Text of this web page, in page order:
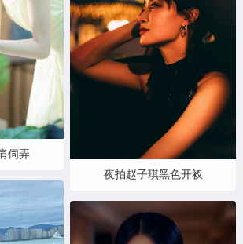
伺弄
夜拍赵子琪黑色开衩